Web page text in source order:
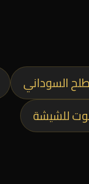
السوداني
للشيشة